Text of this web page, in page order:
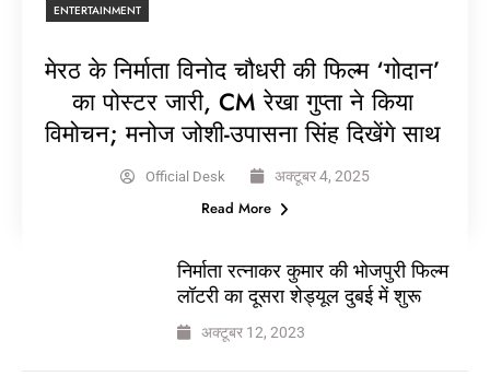
ENTERTAINMENT
मेरठ के निर्माता विनोद चौधरी की फिल्म ‘गोदान’
का पोस्टर जारी, CM रेखा गुप्ता ने किया
विमोचन; मनोज जोशी-उपासना सिंह दिखेंगे साथ
Official Desk अक्टूबर 4, 2025
Read More
निर्माता रत्नाकर कुमार की भोजपुरी फिल्म
लॉटरी का दूसरा शेड्यूल दुबई में शुरू
अक्टूबर 12, 2023